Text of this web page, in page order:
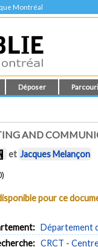
Montréal
Déposer
AND
et Jacques Melançon
pour ce
Département
CRCT -